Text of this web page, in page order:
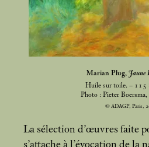
Marian Plug, Jaune
Huile sur toile. – 115
Photo : Pieter
© ADAGP, Paris,
La sélection d’œuvres faite